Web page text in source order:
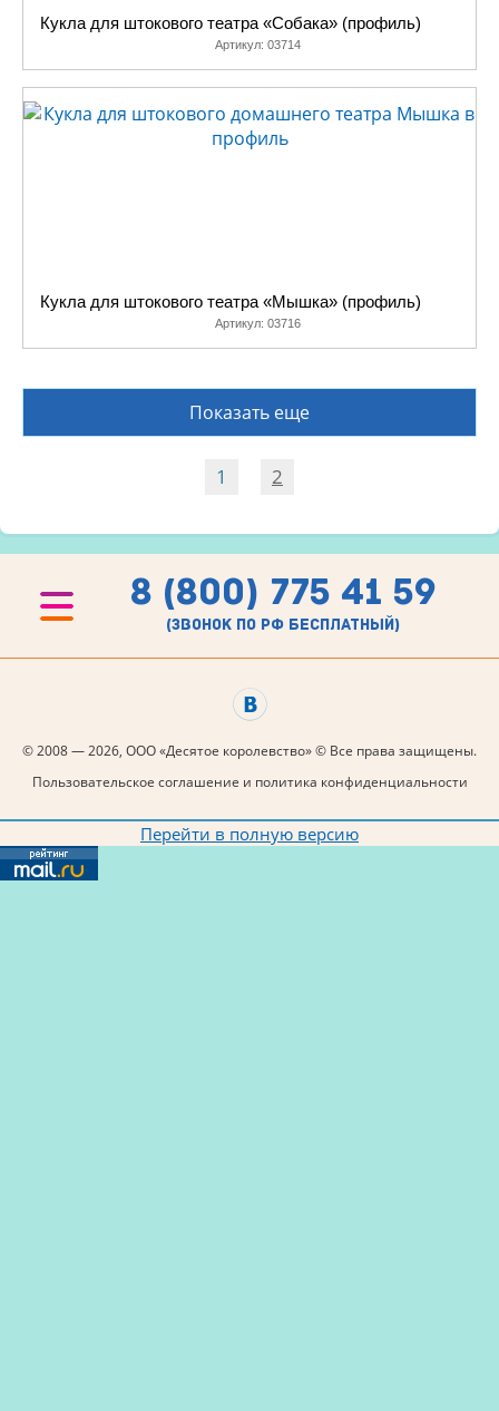
Кукла для штокового театра «Собака» (профиль)
Артикул: 03714
Кукла для штокового театра «Мышка» (профиль)
Артикул: 03716
Показать еще
1 2
8 (800) 775 41 59
(звонок по рф бесплатный)
© 2008 — 2026, ООО «Десятое королевство» © Все права защищены.
Пользовательское соглашение и политика конфиденциальности
Перейти в полную версию